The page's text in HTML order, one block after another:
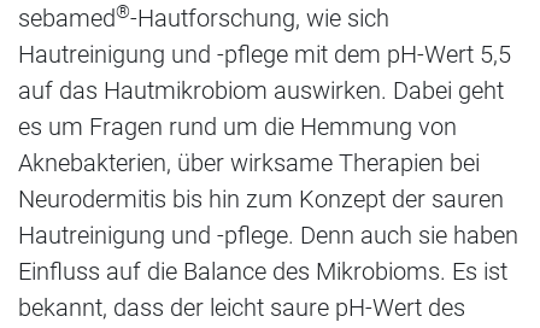
sebamed®-Hautforschung, wie sich
Hautreinigung und -pflege mit dem pH-Wert 5,5
auf das Hautmikrobiom auswirken. Dabei geht
es um Fragen rund um die Hemmung von
Aknebakterien, über wirksame Therapien bei
Neurodermitis bis hin zum Konzept der sauren
Hautreinigung und -pflege. Denn auch sie haben
Einfluss auf die Balance des Mikrobioms. Es ist
bekannt, dass der leicht saure pH-Wert des